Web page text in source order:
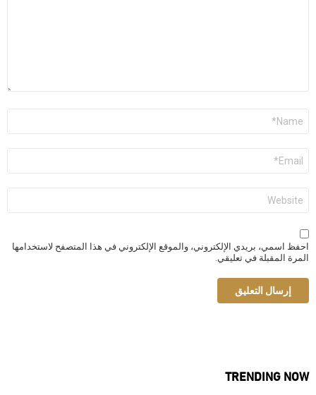
البريد
الإلكتروني
*
الموقع
الإلكتروني
احفظ اسمي، بريدي الإلكتروني، والموقع الإلكتروني في هذا المتصفح لاستخدامها
المرة المقبلة في تعليقي.
TRENDING NOW